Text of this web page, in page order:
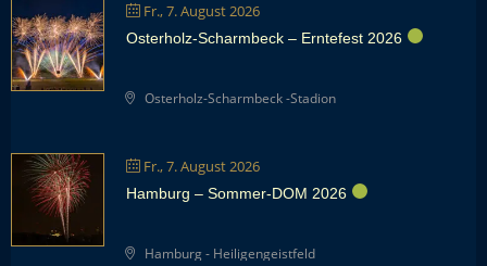
Fr., 7. August 2026
Osterholz-Scharmbeck – Erntefest 2026
Osterholz-Scharmbeck -Stadion
Fr., 7. August 2026
Hamburg – Sommer-DOM 2026
Hamburg - Heiligengeistfeld